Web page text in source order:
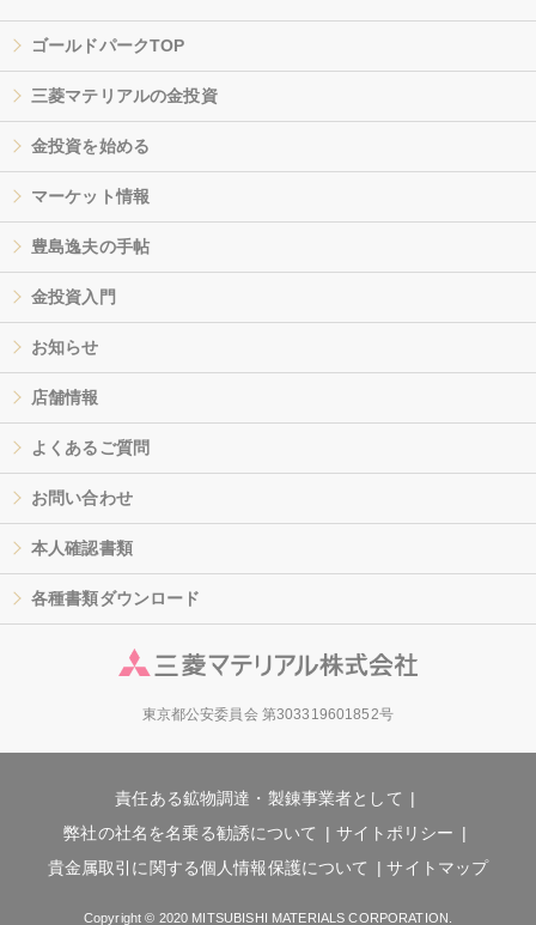
ゴールドパークTOP
三菱マテリアルの金投資
金投資を始める
マーケット情報
豊島逸夫の手帖
金投資入門
お知らせ
店舗情報
よくあるご質問
お問い合わせ
本人確認書類
各種書類ダウンロード
東京都公安委員会 第303319601852号
責任ある鉱物調達・製錬事業者として
弊社の社名を名乗る勧誘について
サイトポリシー
貴金属取引に関する個人情報保護について
サイトマップ
Copyright © 2020 MITSUBISHI MATERIALS CORPORATION.